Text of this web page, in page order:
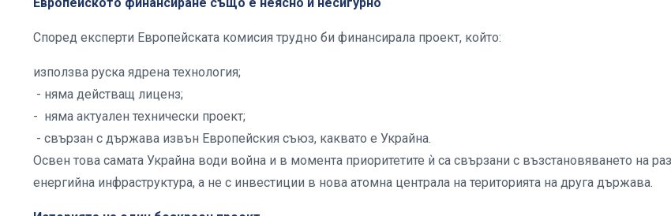
Според експерти Европейската комисия трудно би финансирала проект, който:
използва руска ядрена технология;
- няма действащ лиценз;
- няма актуален технически проект;
- свързан с държава извън Европейския съюз, каквато е Украйна.
Освен това самата Украйна води война и в момента приоритетите ѝ са свързани с възстановяването на
енергийна инфраструктура, а не с инвестиции в нова атомна централа на територията на друга държава.